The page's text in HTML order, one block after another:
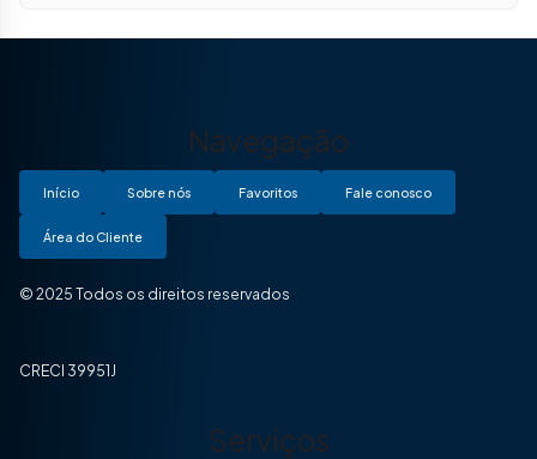
Navegação
Início Sobre nós Favoritos Fale conosco
Área do Cliente
© 2025 Todos os direitos reservados
CRECI 39951J
Serviços